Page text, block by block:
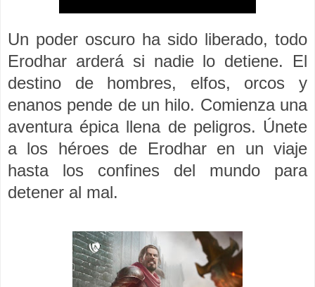
Un poder oscuro ha sido liberado, todo
Erodhar arderá si nadie lo detiene. El
destino de hombres, elfos, orcos y
enanos pende de un hilo. Comienza una
aventura épica llena de peligros. Únete
a los héroes de Erodhar en un viaje
hasta los confines del mundo para
detener al mal.